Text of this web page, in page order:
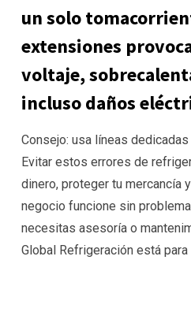
un solo
extensiones
voltaje,
incluso daños
Consejo: usa líneas
Evitar estos errores de
dinero, proteger tu mercancía
negocio funcione sin
necesitas asesoría o
Global Refrigeración está para